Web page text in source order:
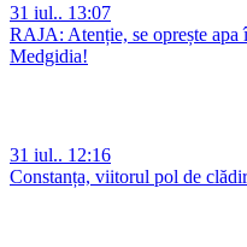
31 iul.. 13:07
RAJA: Atenție, se oprește
Medgidia!
31 iul.. 12:16
Constanța, viitorul pol de